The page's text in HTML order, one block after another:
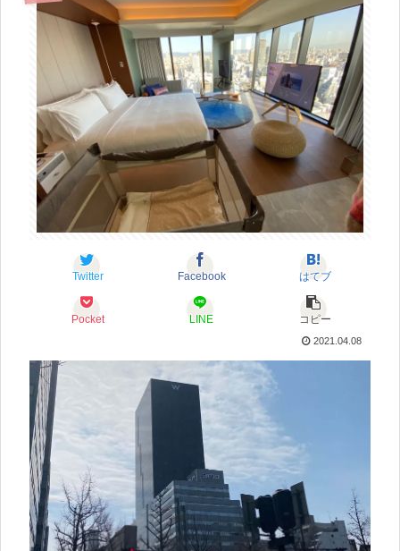
Twitter Facebook はてブ
Pocket LINE コピー
2021.04.08